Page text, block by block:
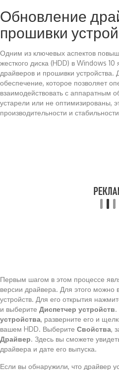
Обновление
прошивки
Одним из ключевых аспектов
жесткого диска (HDD) в Windows
драйверов и прошивки
обеспечение, которое позволяет
взаимодействовать с аппаратным
устарели или не оптимизированы,
производительности и
Первым шагом в этом процессе
версии драйвера. Для этого можно
устройств. Для его открытия
и выберите Диспетчер устройств.
устройства, разверните его и
вашем HDD. Выберите Свойства,
Драйвер. Здесь вы сможете
драйвера и дате его выпуска.
Если вы обнаружили, что драйвер